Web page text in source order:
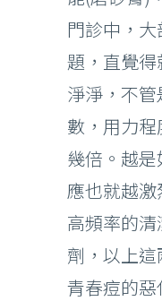
門診中，
題，直覺
淨淨，不
數，用力
幾倍。越
應也就越激
高頻率的
劑，以上
青春痘的